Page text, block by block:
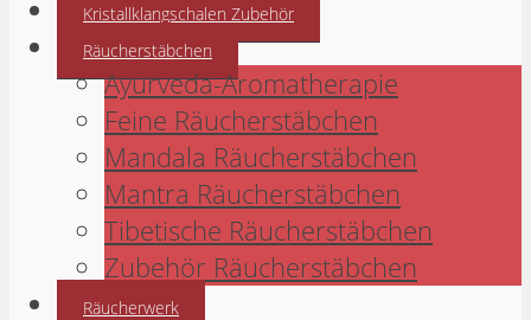
Kristallklangschalen Zubehör
Räucherstäbchen
Ayurveda-Aromatherapie
Feine Räucherstäbchen
Mandala Räucherstäbchen
Mantra Räucherstäbchen
Tibetische Räucherstäbchen
Zubehör Räucherstäbchen
Räucherwerk